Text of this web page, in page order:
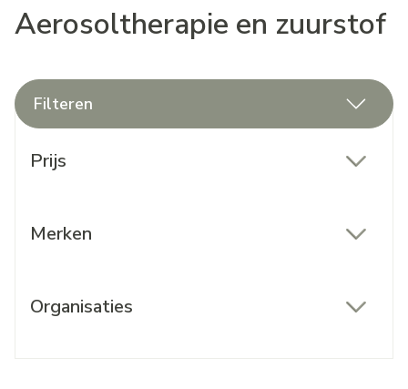
Aerosoltherapie en zuurstof
Filteren
Prijs
Merken
Organisaties